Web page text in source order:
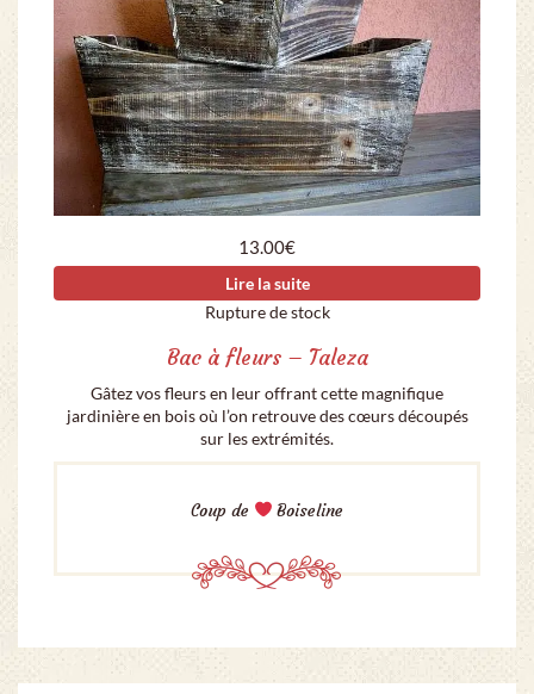
13.00€
Lire la suite
Rupture de stock
Bac à fleurs – Taleza
Gâtez vos fleurs en leur offrant cette magnifique
jardinière en bois où l’on retrouve des cœurs découpés
sur les extrémités.
Coup de Boiseline